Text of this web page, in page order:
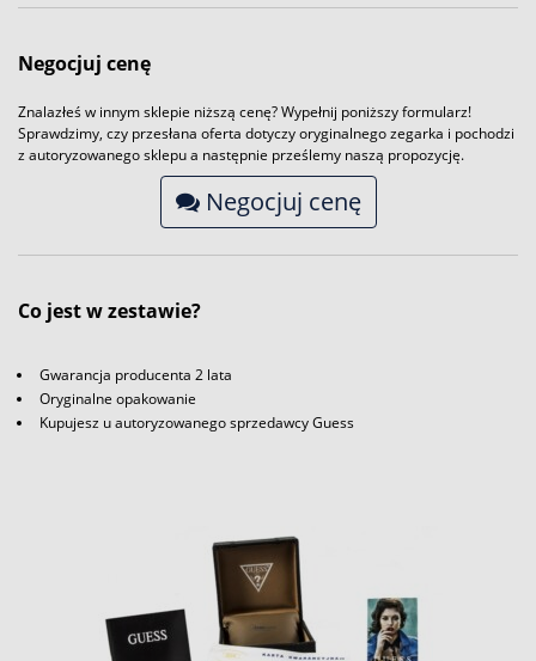
Negocjuj cenę
Znalazłeś w innym sklepie niższą cenę? Wypełnij poniższy formularz!
Sprawdzimy, czy przesłana oferta dotyczy oryginalnego zegarka i pochodzi
z autoryzowanego sklepu a następnie prześlemy naszą propozycję.
Negocjuj cenę
Co jest w zestawie?
Gwarancja producenta 2 lata
Oryginalne opakowanie
Kupujesz u autoryzowanego sprzedawcy Guess